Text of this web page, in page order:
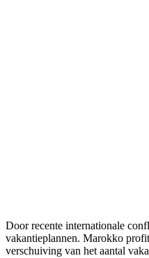
Door recente internationale
vakantieplannen. Marokko
verschuiving van het aantal